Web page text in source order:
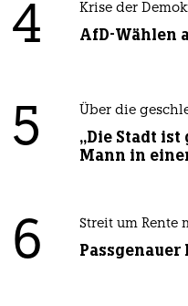
4 Krise der
AfD-Wählen
5 Über die
„Die Stadt
Mann in
6 Streit um Rente
Passgenauer